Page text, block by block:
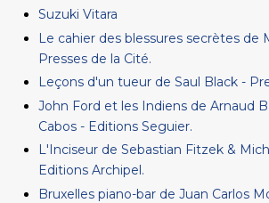
Suzuki Vitara
Le cahier des blessures secrètes de
Presses de la Cité.
Leçons d'un tueur de Saul Black -
John Ford et les Indiens de Arnaud
Cabos - Editions Seguier.
L'Inciseur de Sebastian Fitzek &
Editions Archipel.
Bruxelles piano-bar de Juan Carlos